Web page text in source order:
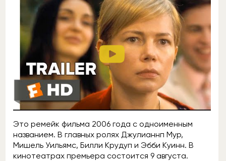
Это ремейк фильма 2006 года с одноименным
названием. В главных ролях Джулианнп Мур,
Мишель Уильямс, Билли Крудуп и Эбби Куинн. В
кинотеатрах премьера состоится 9 августа.